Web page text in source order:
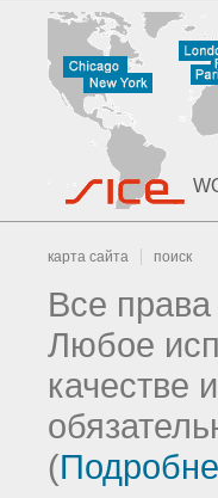
карта сайта поиск
Все
Любое
качестве
(